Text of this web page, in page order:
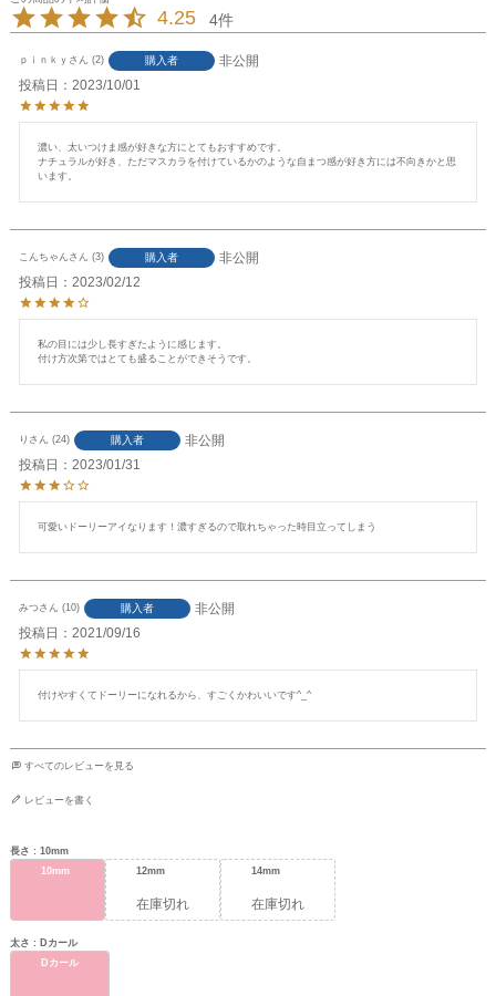
4.25 4
ｐｉｎｋｙ 2 購入者
非公開
投稿日
2023/10/01
濃い、太いつけま感が好きな方にとてもおすすめです。
ナチュラルが好き、ただマスカラを付けているかのような自まつ感が好き方には不向きかと思
います。
こんちゃん 3 購入者
非公開
投稿日
2023/02/12
私の目には少し長すぎたように感じます。
付け方次第ではとても盛ることができそうです。
り 24 購入者
非公開
投稿日
2023/01/31
可愛いドーリーアイなります！濃すぎるので取れちゃった時目立ってしまう
みつ 10 購入者
非公開
投稿日
2021/09/16
付けやすくてドーリーになれるから、すごくかわいいです^_^
すべてのレビューを見る
レビューを書く
長さ
10mm
10mm
12mm
在庫切れ
14mm
在庫切れ
太さ
Dカール
Dカール